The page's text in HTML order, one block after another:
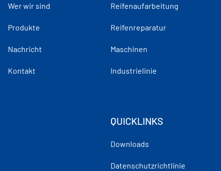
Wer wir sind
Produkte
Nachricht
Kontakt
Reifenaufarbeitung
Reifenreparatur
Maschinen
Industrielinie
QUICKLINKS
Downloads
Datenschutzrichtlinie